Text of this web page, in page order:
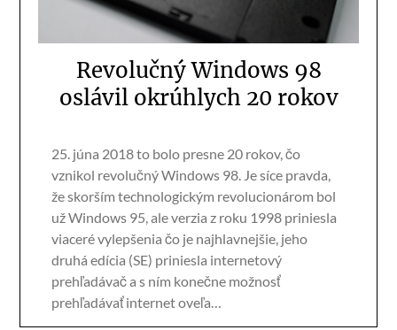
Revolučný Windows 98
oslávil okrúhlych 20 rokov
25. júna 2018 to bolo presne 20 rokov, čo
vznikol revolučný Windows 98. Je síce pravda,
že skorším technologickým revolucionárom bol
už Windows 95, ale verzia z roku 1998 priniesla
viaceré vylepšenia čo je najhlavnejšie, jeho
druhá edícia (SE) priniesla internetový
prehľadávač a s ním konečne možnosť
prehľadávať internet oveľa…